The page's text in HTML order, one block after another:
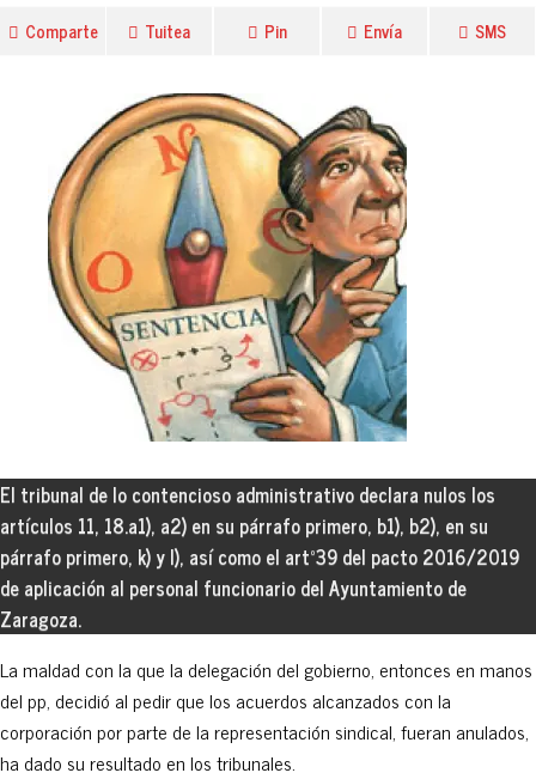
Comparte Tuitea Pin Envía SMS
El tribunal de lo contencioso administrativo declara nulos los
artículos 11, 18.a1), a2) en su párrafo primero, b1), b2), en su
párrafo primero, k) y l), así como el artº39 del pacto 2016/2019
de aplicación al personal funcionario del Ayuntamiento de
Zaragoza.
La maldad con la que la delegación del gobierno, entonces en manos
del pp, decidió al pedir que los acuerdos alcanzados con la
corporación por parte de la representación sindical, fueran anulados,
ha dado su resultado en los tribunales.